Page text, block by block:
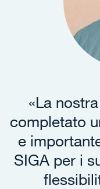
«La
completato
e
SIGA per i